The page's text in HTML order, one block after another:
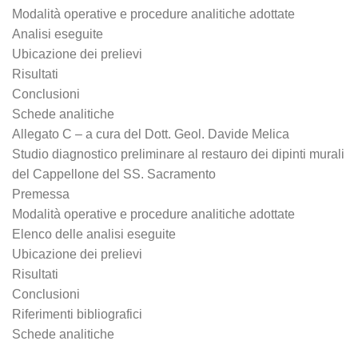
Modalità operative e procedure analitiche adottate
Analisi eseguite
Ubicazione dei prelievi
Risultati
Conclusioni
Schede analitiche
Allegato C – a cura del Dott. Geol. Davide Melica
Studio diagnostico preliminare al restauro dei dipinti murali
del Cappellone del SS. Sacramento
Premessa
Modalità operative e procedure analitiche adottate
Elenco delle analisi eseguite
Ubicazione dei prelievi
Risultati
Conclusioni
Riferimenti bibliografici
Schede analitiche